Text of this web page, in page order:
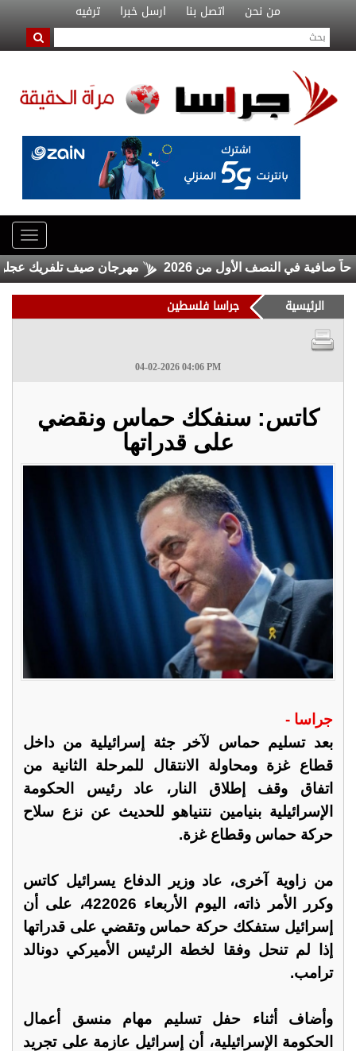
من نحن اتصل بنا ارسل خبرا ترفيه
مهرجان صيف تلفريك عجلون 2026 ينطلق الخميس المقبل
الرئيسية جراسا فلسطين
04-02-2026 04:06 PM
كاتس: سنفكك حماس ونقضي
على قدراتها
جراسا -
بعد تسليم حماس لآخر جثة إسرائيلية من داخل
قطاع غزة ومحاولة الانتقال للمرحلة الثانية من
اتفاق وقف إطلاق النار، عاد رئيس الحكومة
الإسرائيلية بنيامين نتنياهو للحديث عن نزع سلاح
حركة حماس وقطاع غزة.
من زاوية آخرى، عاد وزير الدفاع يسرائيل كاتس
وكرر الأمر ذاته، اليوم الأربعاء 422026، على أن
إسرائيل ستفكك حركة حماس وتقضي على قدراتها
إذا لم تنحل وفقا لخطة الرئيس الأميركي دونالد
ترامب.
وأضاف أثناء حفل تسليم مهام منسق أعمال
الحكومة الإسرائيلية، أن إسرائيل عازمة على تجريد